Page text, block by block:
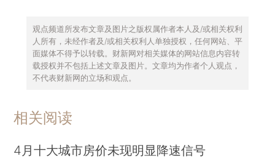
观点频道所发布文章及图片之版权属作者本人及/或相关权利
人所有，未经作者及/或相关权利人单独授权，任何网站、平
面媒体不得予以转载。财新网对相关媒体的网站信息内容转
载授权并不包括上述文章及图片。文章均为作者个人观点，
不代表财新网的立场和观点。
相关阅读
4月十大城市房价未现明显降速信号